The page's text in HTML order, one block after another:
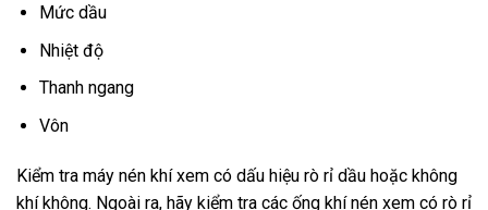
Mức dầu
Nhiệt độ
Thanh ngang
Vôn
Kiểm tra máy nén khí xem có dấu hiệu rò rỉ dầu hoặc không
khí không. Ngoài ra, hãy kiểm tra các ống khí nén xem có rò rỉ